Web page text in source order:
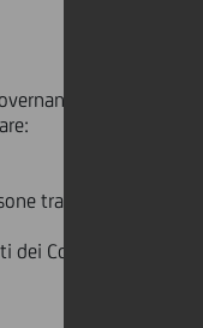
e assumerà
tra le più senior
Consigli di